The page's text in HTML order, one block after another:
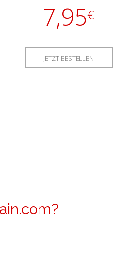
7,95€
JETZT BESTELLEN